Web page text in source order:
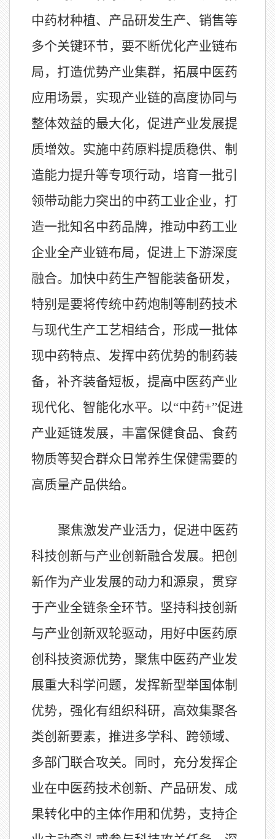
中药材种植、产品研发生产、销售等
多个关键环节，要不断优化产业链布
局，打造优势产业集群，拓展中医药
应用场景，实现产业链的高度协同与
整体效益的最大化，促进产业发展提
质增效。实施中药原料提质稳供、制
造能力提升等专项行动，培育一批引
领带动能力突出的中药工业企业，打
造一批知名中药品牌，推动中药工业
企业全产业链布局，促进上下游深度
融合。加快中药生产智能装备研发，
特别是要将传统中药炮制等制药技术
与现代生产工艺相结合，形成一批体
现中药特点、发挥中药优势的制药装
备，补齐装备短板，提高中医药产业
现代化、智能化水平。以“中药+”促进
产业延链发展，丰富保健食品、食药
物质等契合群众日常养生保健需要的
高质量产品供给。
聚焦激发产业活力，促进中医药
科技创新与产业创新融合发展。把创
新作为产业发展的动力和源泉，贯穿
于产业全链条全环节。坚持科技创新
与产业创新双轮驱动，用好中医药原
创科技资源优势，聚焦中医药产业发
展重大科学问题，发挥新型举国体制
优势，强化有组织科研，高效集聚各
类创新要素，推进多学科、跨领域、
多部门联合攻关。同时，充分发挥企
业在中医药技术创新、产品研发、成
果转化中的主体作用和优势，支持企